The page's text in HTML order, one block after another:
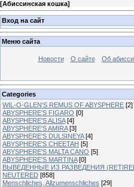
[Абиссинская кошка]
Вход на сайт
Меню сайта
Новости О сайте Об
Categories
WIL-O-GLEN'S REMUS OF ABYSPHERE [2]
ABYSPHERE'S FIGARO [0]
ABYSPHERE'S ALISA [4]
ABYSPHERE'S AMIRA [3]
ABYSPHERE'S DULSINEYA [4]
ABYSPHERE'S CHEETAH [5]
ABYSPHERE'S MALTA CANO [5]
ABYSPHERE'S MARTINA [0]
ВЫВЕДЕННЫЕ ИЗ РАЗВЕДЕНИЯ
NEUTERED [858]
Menschliches, Allzumenschliches [29]